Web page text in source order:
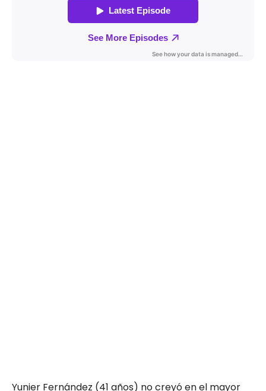
Yunier Fernández (41 años) no creyó en el mayor